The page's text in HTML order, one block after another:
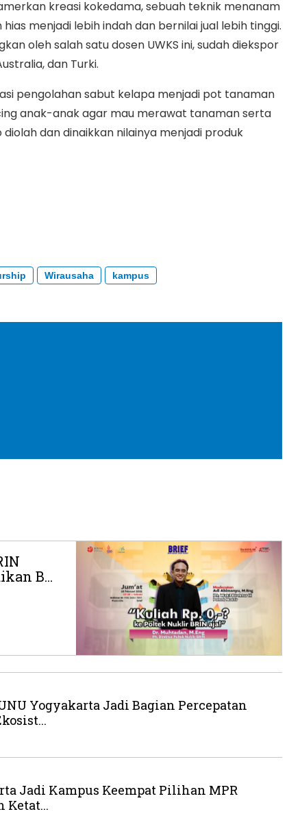
kreasi kokedama, sebuah teknik menanam
menjadi lebih indah dan bernilai jual lebih tinggi.
oleh salah satu dosen UWKS ini, sudah diekspor
dan Turki.
pengolahan sabut kelapa menjadi pot tanaman
anak-anak agar mau merawat tanaman serta
dan dinaikkan nilainya menjadi produk
Wirausaha kampus
B...
Yogyakarta Jadi Bagian Percepatan
Jadi Kampus Keempat Pilihan MPR
Ketat...